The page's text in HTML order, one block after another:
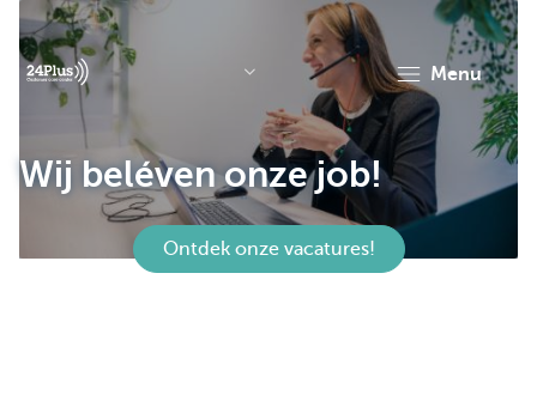
menu
Wij beléven onze job!
Ontdek onze vacatures!